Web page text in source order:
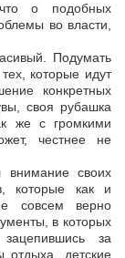
о подобных
во власти,
Подумать
которые идут
конкретных
своя рубашка
же с громкими
честнее не
внимание своих
которые как и
совсем верно
в которых
за
отдыха, детские